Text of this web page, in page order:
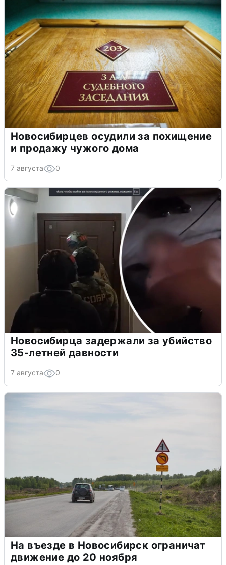
Новосибирцев осудили за похищение
и продажу чужого дома
7 августа 0
Новосибирца задержали за убийство
35-летней давности
7 августа 0
На въезде в Новосибирск ограничат
движение до 20 ноября